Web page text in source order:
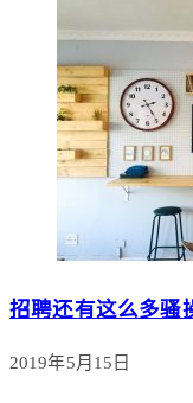
招聘还有这么多骚
2019年5月15日